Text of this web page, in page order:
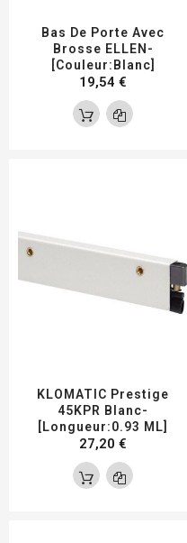
Bas De Porte Avec
Brosse ELLEN-
[Couleur:Blanc]
19,54 €
KLOMATIC Prestige
45KPR Blanc-
[Longueur:0.93 ML]
27,20 €